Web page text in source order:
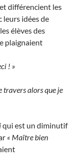
différencient les
leurs idées de
, les élèves des
plaignaient
! »
alors que je
qui est un diminutif
« Maître bien